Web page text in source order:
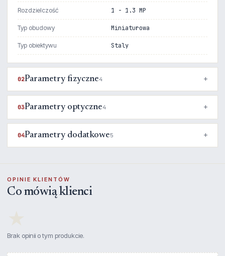
Rozdzielczość 1 - 1.3 MP
Typ obudowy Miniaturowa
Typ obiektywu Staly
02Parametry fizyczne4
03Parametry optyczne4
04Parametry dodatkowe5
OPINIE KLIENTÓW
Co mówią klienci
Brak opinii o tym produkcie.